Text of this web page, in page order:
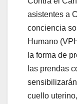
asistentes a
conciencia
Humano
la forma de
las prendas
cuello